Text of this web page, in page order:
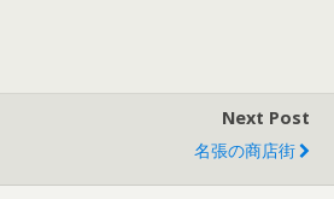
Next Post
名張の商店街